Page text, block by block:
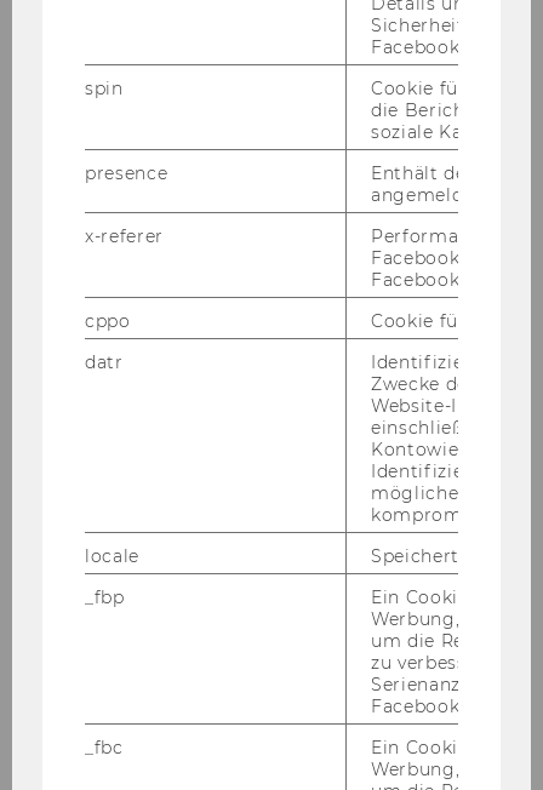
HOPPE Heinz C. (1917-1994),
Mitglied des Vorstandes der
Daimler-Benz AG, Stuttgart, i. R.
FRIEDL Gustav O[tto]
HANAU-SCHAUMBURG Leopold
Ehrensena
tor*in
AUSCH Karl
KWIZDA Richard
Facebook-Kontos
spin
Cookie für
die
soziale
presence
Enthält den
angemeldeten
x-referer
Performance-
Facebook in
Facebook-Pixel
cppo
Cookie für
datr
Identifiziert den
Zwecke der
Website-
einschließlich der
Identifizierung
möglicherweise
kompromittierten
locale
Speichert
_fbp
Ein Cookie für
Werbung, das
um die Relevanz
zu verbessern
Facebook
_fbc
Ein Cookie für
Werbung, das